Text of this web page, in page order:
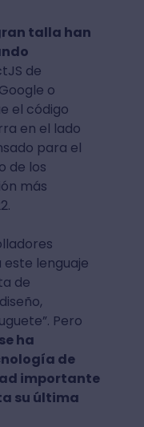
talla han
de
o
el código
en el lado
para el
de los
más
lenguaje
de
Pero
ha
de
importante
su última